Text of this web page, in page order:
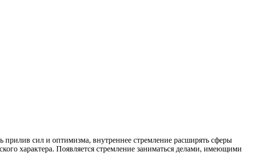
сил и оптимизма, внутреннее стремление расширять сферы
характера. Появляется стремление заниматься делами, имеющими